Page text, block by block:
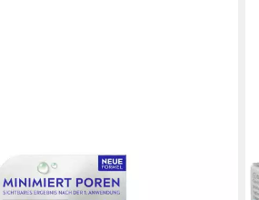
Tagescreme Q10 ANTI-FALTEN
PORENVERFEINERUNG